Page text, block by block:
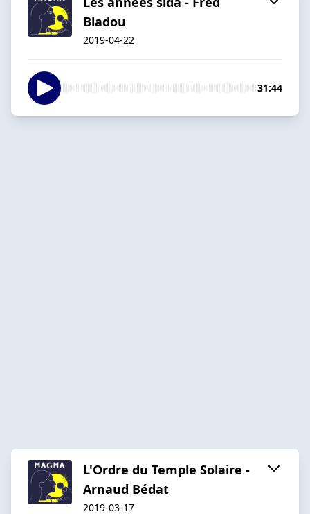
Bladou
2019-04-22
31:44
L'Ordre du Temple Solaire -
Arnaud Bédat
2019-03-17